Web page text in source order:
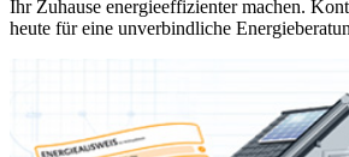
Ihr Zuhause energieeffizienter machen.
heute für eine unverbindliche